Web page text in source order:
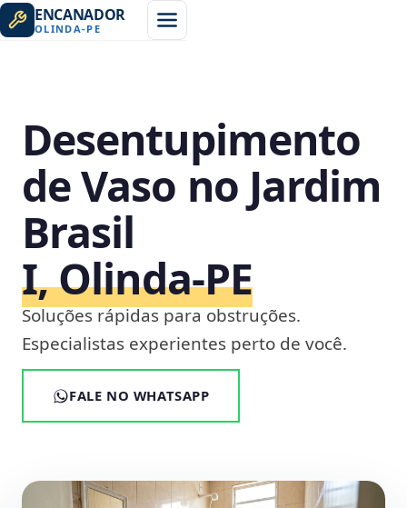
ENCANADOR
OLINDA-PE
Desentupimento
de Vaso no Jardim
Brasil
I, Olinda‑PE
Soluções rápidas para obstruções.
Especialistas experientes perto de você.
FALE NO WHATSAPP